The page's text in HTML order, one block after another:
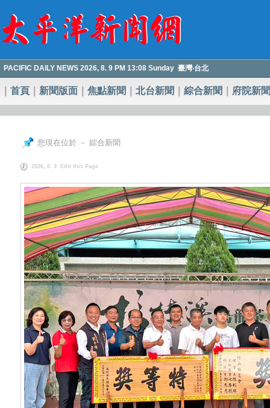
PACIFIC DAILY NEWS 2026, 8. 9 PM 13:08 Sunday 臺灣‧台北
首頁 新聞版面 焦點新聞 北台新聞 綜合新聞 府院新聞
您現在位於 － 綜合新聞
2026, 6. 3 Edit this Page